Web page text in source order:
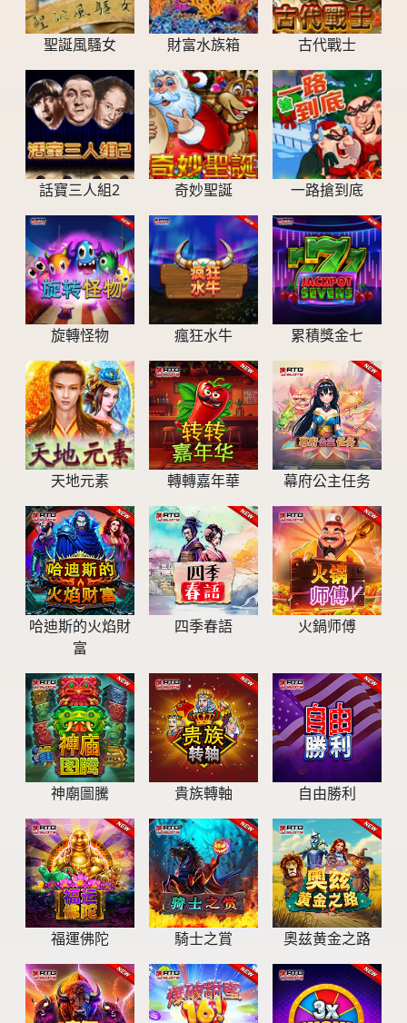
聖誕風騷女 財富水族箱 古代戰士
話寶三人組2 奇妙聖誕 一路搶到底
旋轉怪物 瘋狂水牛 累積獎金七
天地元素 轉轉嘉年華 幕府公主任务
哈迪斯的火焰財
富
四季春語 ⽕鍋师傅
神廟圖騰 貴族轉軸 自由勝利
福運佛陀 騎士之賞 奧兹黄金之路